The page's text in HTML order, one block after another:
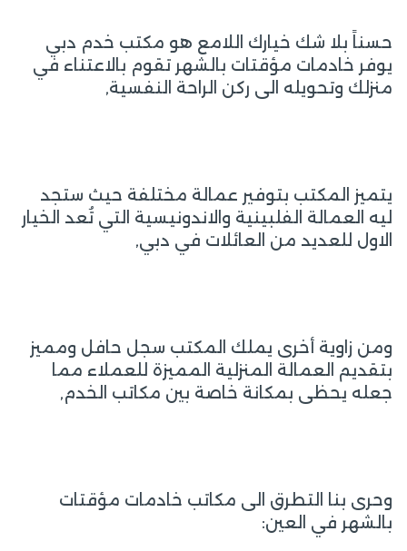
حسناً بلا شك خيارك اللامع هو مكتب خدم دبي
يوفر خادمات مؤقتات بالشهر تقوم بالاعتناء في
منزلك وتحويله الى ركن الراحة النفسية,
يتميز المكتب بتوفير عمالة مختلفة حيث ستجد
ليه العمالة الفلبينية والاندونيسية التي تُعد الخيار
الاول للعديد من العائلات في دبي,
ومن زاوية أخرى يملك المكتب سجل حافل ومميز
بتقديم العمالة المنزلية المميزة للعملاء مما
جعله يحظى بمكانة خاصة بين مكاتب الخدم,
وحرى بنا التطرق الى مكاتب خادمات مؤقتات
بالشهر في العين: